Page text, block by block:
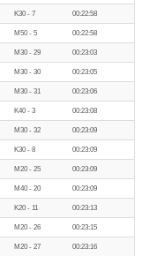
K30 - 7 00:22:58
M50 - 5 00:22:58
M30 - 29 00:23:03
M30 - 30 00:23:05
M30 - 31 00:23:06
K40 - 3 00:23:08
M30 - 32 00:23:09
K30 - 8 00:23:09
M20 - 25 00:23:09
M40 - 20 00:23:09
K20 - 11 00:23:13
M20 - 26 00:23:15
M20 - 27 00:23:16